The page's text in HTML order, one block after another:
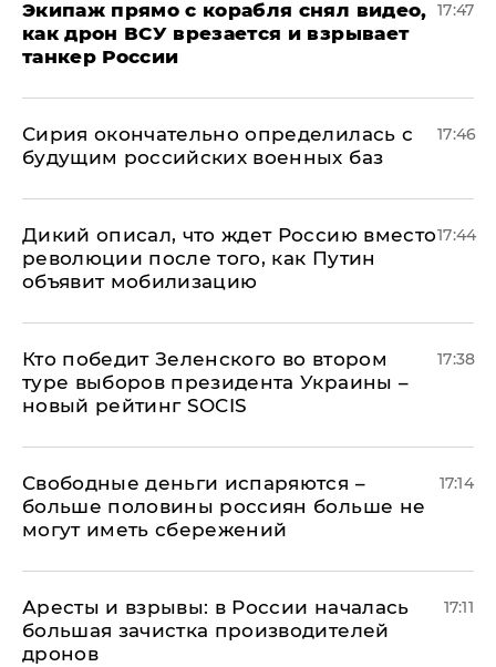
Экипаж прямо с корабля снял видео,
как дрон ВСУ врезается и взрывает
танкер России
17:47
Сирия окончательно определилась с
будущим российских военных баз
17:46
Дикий описал, что ждет Россию вместо
революции после того, как Путин
объявит мобилизацию
17:44
Кто победит Зеленского во втором
туре выборов президента Украины –
новый рейтинг SOCIS
17:38
Свободные деньги испаряются –
больше половины россиян больше не
могут иметь сбережений
17:14
Аресты и взрывы: в России началась
большая зачистка производителей
дронов
17:11